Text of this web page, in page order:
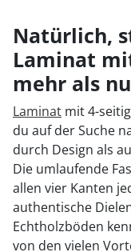
Natürlich,
Laminat
mehr als
Laminat mit 4-
du auf der Suche
durch Design als
Die umlaufende
allen vier Kanten
authentische
Echtholzböden
von den vielen